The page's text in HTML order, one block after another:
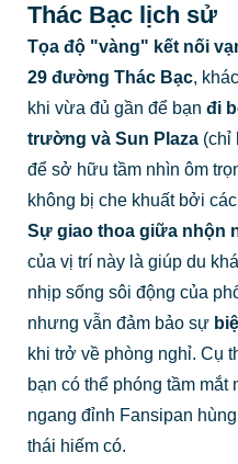
Thác Bạc lịch sử
Tọa độ "vàng" kết nối
29 đường Thác Bạc,
khi vừa đủ gần để bạn đi
trường và Sun Plaza(chỉ
để sở hữu tầm nhìn ôm
không bị che khuất bởi
Sự giao thoa giữa nhộn
của vị trí này là giúp du
nhịp sống sôi động của
nhưng vẫn đảm bảo sự
khi trở về phòng nghỉ. Cụ
bạn có thể phóng tầm mắt
ngang đỉnh Fansipan
thái hiếm có.